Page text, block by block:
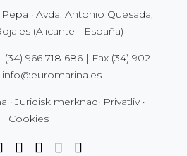
· Avda. Antonio Quesada,
(Alicante - España)
· (34) 966 718 686| Fax (34) 902
info@euromarina.es
·Juridisk merknad· Privatliv·
Cookies